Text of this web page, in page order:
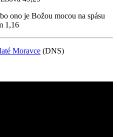
ono je Božou mocou na spásu
1,16
Moravce (DNS)